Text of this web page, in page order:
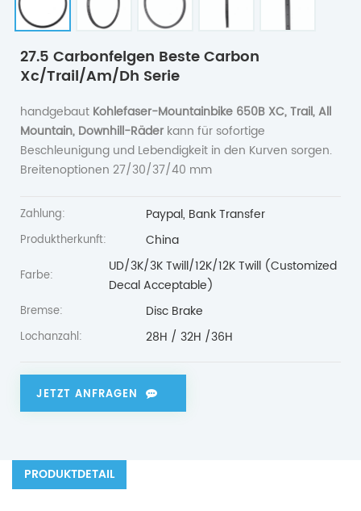
27.5 Carbonfelgen Beste Carbon
Xc/trail/am/dh Serie
handgebaut Kohlefaser-Mountainbike 650B XC, Trail, All
Mountain, Downhill-Räderkann für sofortige
Beschleunigung und Lebendigkeit in den Kurven sorgen.
Breitenoptionen 27/30/37/40 mm
Zahlung: Paypal, Bank Transfer
Produktherkunft: China
Farbe:
UD/3K/3K Twill/12K/12K Twill (Customized
Decal Acceptable)
Bremse: Disc Brake
Lochanzahl: 28H / 32H /36H
JETZT ANFRAGEN
PRODUKTDETAIL